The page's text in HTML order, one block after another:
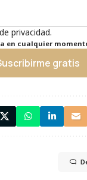
privacidad.
en cualquier
gratis